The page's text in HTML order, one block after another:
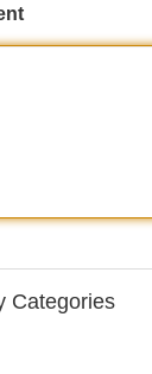
Categories